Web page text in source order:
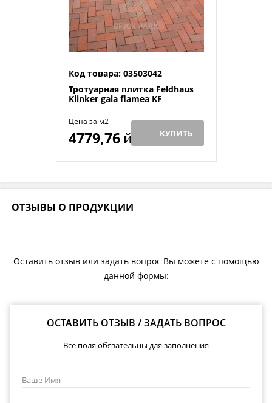
Код товара: 03503042
Тротуарная плитка Feldhaus
Klinker gala flamea KF
Цена за м2
4779,76Й КУПИТЬ
ОТЗЫВЫ О ПРОДУКЦИИ
Оставить отзыв или задать вопрос Вы можете с помощью
данной формы:
ОСТАВИТЬ ОТЗЫВ / ЗАДАТЬ ВОПРОС
Все поля обязательны для заполнения
Ваше Имя